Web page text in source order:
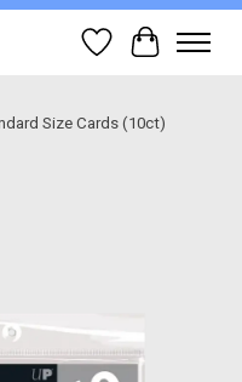
Liste dePanier
Size Cards (10ct)